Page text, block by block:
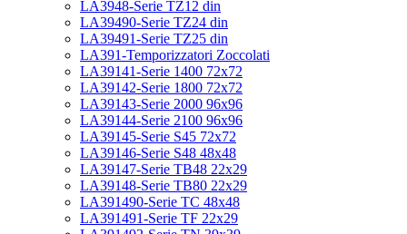
LA3948-Serie TZ12 din
LA39490-Serie TZ24 din
LA39491-Serie TZ25 din
LA391-Temporizzatori Zoccolati
LA39141-Serie 1400 72x72
LA39142-Serie 1800 72x72
LA39143-Serie 2000 96x96
LA39144-Serie 2100 96x96
LA39145-Serie S45 72x72
LA39146-Serie S48 48x48
LA39147-Serie TB48 22x29
LA39148-Serie TB80 22x29
LA391490-Serie TC 48x48
LA391491-Serie TF 22x29